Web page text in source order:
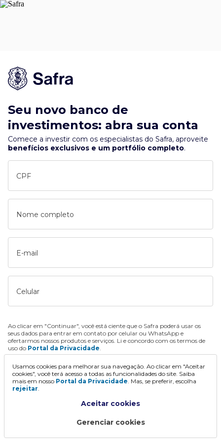
Seu novo banco de
investimentos: abra sua conta
Comece a investir com os especialistas do Safra, aproveite
benefícios exclusivos e um portfólio completo.
CPF
Nome completo
E-mail
Celular
Ao clicar em "Continuar", você está ciente que o Safra poderá usar os
seus dados para entrar em contato por celular ou WhatsApp e
ofertarmos nossos produtos e serviços. Li e concordo com os termos de
uso do Portal da Privacidade.
Continuar
Usamos cookies para melhorar sua navegação. Ao clicar em "Aceitar
cookies", você terá acesso a todas as funcionalidades do site. Saiba
mais em nosso Portal da Privacidade. Mas, se preferir, escolha
rejeitar.
Aceitar cookies
Gerenciar cookies